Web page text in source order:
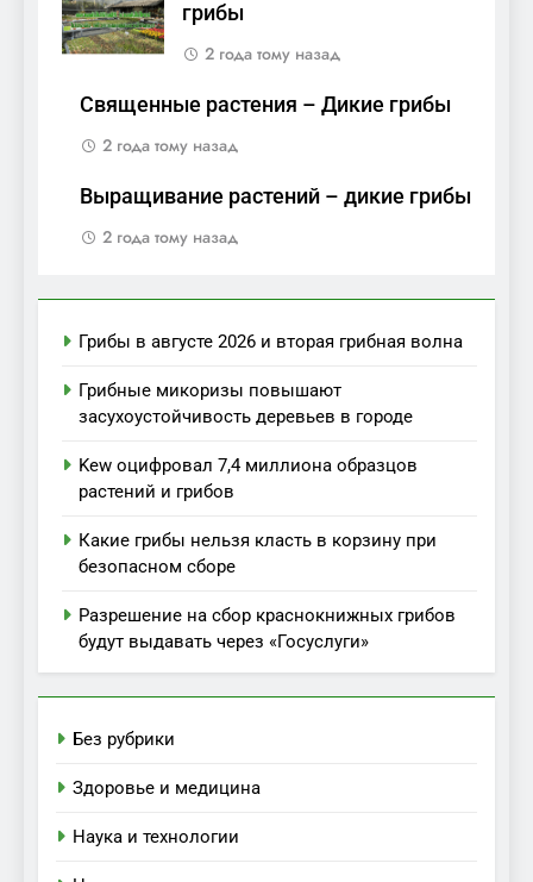
грибы
2 года тому назад
Священные растения – Дикие грибы
2 года тому назад
Выращивание растений – дикие грибы
2 года тому назад
Грибы в августе 2026 и вторая грибная волна
Грибные микоризы повышают
засухоустойчивость деревьев в городе
Kew оцифровал 7,4 миллиона образцов
растений и грибов
Какие грибы нельзя класть в корзину при
безопасном сборе
Разрешение на сбор краснокнижных грибов
будут выдавать через «Госуслуги»
Без рубрики
Здоровье и медицина
Наука и технологии